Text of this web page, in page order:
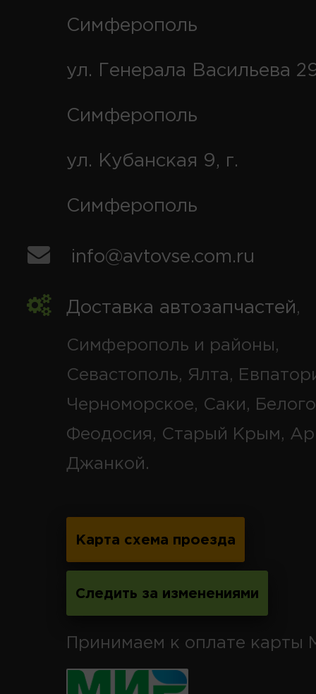
Симферополь
ул. Генерала Васильева
Симферополь
ул. Кубанская 9, г.
Симферополь
info@avtovse.com.ru
Доставка автозапчастей,
Симферополь и районы,
Севастополь, Ялта,
Черноморское, Саки,
Феодосия, Старый Крым,
Джанкой.
Карта схема проезда
Следить за изменениями
Принимаем к оплате карты